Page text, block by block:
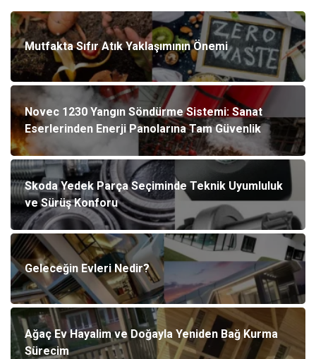
Mutfakta Sıfır Atık Yaklaşımının Önemi
Novec 1230 Yangın Söndürme Sistemi: Sanat
Eserlerinden Enerji Panolarına Tam Güvenlik
Skoda Yedek Parça Seçiminde Teknik Uyumluluk
ve Sürüş Konforu
Geleceğin Evleri Nedir?
Ağaç Ev Hayalim ve Doğayla Yeniden Bağ Kurma
Sürecim